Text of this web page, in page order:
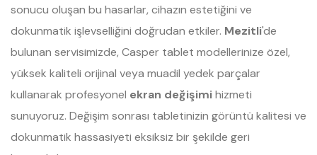
sonucu oluşan bu hasarlar, cihazın estetiğini ve
dokunmatik işlevselliğini doğrudan etkiler. Mezitli'de
bulunan servisimizde, Casper tablet modellerinize özel,
yüksek kaliteli orijinal veya muadil yedek parçalar
kullanarak profesyonel ekran değişimihizmeti
sunuyoruz. Değişim sonrası tabletinizin görüntü kalitesi ve
dokunmatik hassasiyeti eksiksiz bir şekilde geri